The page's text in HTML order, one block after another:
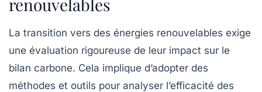
La transition vers des énergies renouvelables exige
une évaluation rigoureuse de leur impact sur le
bilan carbone. Cela implique d’adopter des
méthodes et outils pour analyser l’efficacité des